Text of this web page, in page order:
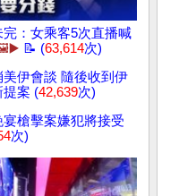
：女乘客5次直播喊
📝 (63,614次)
美伊會談 隨後收到伊
提案 (42,639次)
宴槍擊案嫌犯將接受
次)